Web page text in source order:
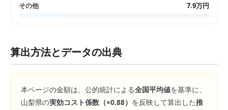
その他 7.9万円
算出方法とデータの出典
本ページの金額は、公的統計による全国平均値を基準に、
山梨県の実効コスト係数（×0.88） を反映して算出した推